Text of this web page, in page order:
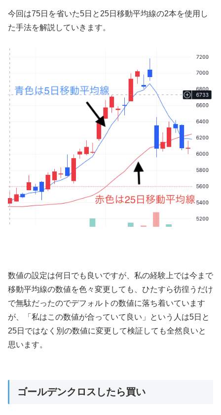
今回は75日を省いた5日と25日移動平均線の2本を使用し
た手法を解説していきます。
数値の設定は何日でも良いですが、私の経験上では今まで
移動平均線の数値を色々変更しても、ひたすら彷徨うだけ
で無駄だったのでデフォルトの数値に落ち着いています
が、「私はこの数値が合っていて良い」という人は5日と
25日ではなく別の数値に変更して検証しても全然良いと
思います。
ゴールデンクロスしたら買い